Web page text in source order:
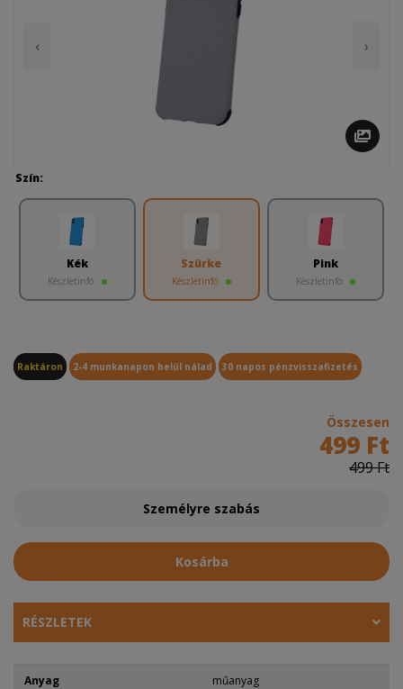
‹ ›
Szín:
Kék
Készletinfó:
Szürke
Készletinfó:
Pink
Készletinfó:
Raktáron 2-4 munkanapon belül nálad 30 napos pénzvisszafizetés
Összesen
499 Ft
499 Ft
Személyre szabás
Kosárba
RÉSZLETEK
Anyag műanyag